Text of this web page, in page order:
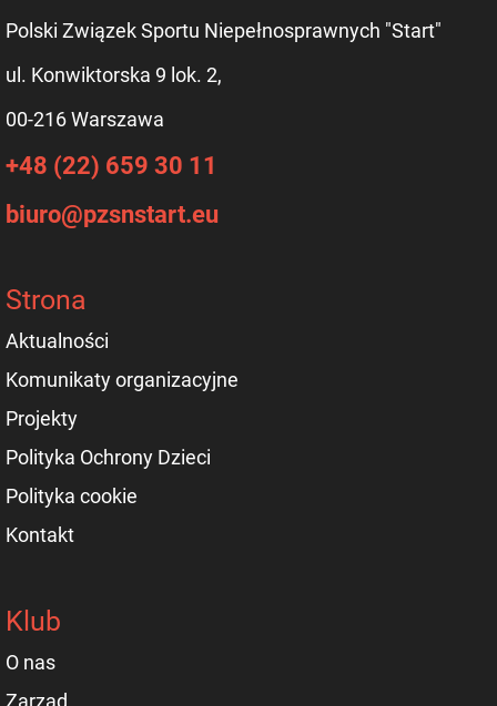
Polski Związek Sportu Niepełnosprawnych "Start"
ul. Konwiktorska 9 lok. 2,
00-216 Warszawa
+48 (22) 659 30 11
biuro@pzsnstart.eu
Strona
Aktualności
Komunikaty organizacyjne
Projekty
Polityka Ochrony Dzieci
Polityka cookie
Kontakt
Klub
O nas
Zarząd